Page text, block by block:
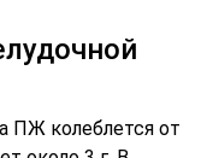
ПЖ колеблется от